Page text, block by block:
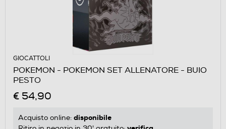
GIOCATTOLI
POKEMON - POKEMON SET ALLENATORE - BUIO
PESTO
€ 54,90
Acquisto online: disponibile